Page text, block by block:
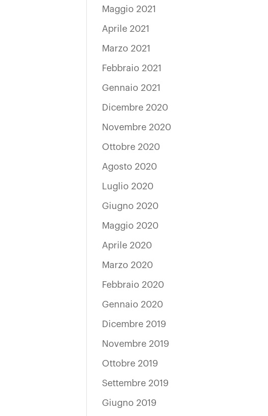
Maggio 2021
Aprile 2021
Marzo 2021
Febbraio 2021
Gennaio 2021
Dicembre 2020
Novembre 2020
Ottobre 2020
Agosto 2020
Luglio 2020
Giugno 2020
Maggio 2020
Aprile 2020
Marzo 2020
Febbraio 2020
Gennaio 2020
Dicembre 2019
Novembre 2019
Ottobre 2019
Settembre 2019
Giugno 2019